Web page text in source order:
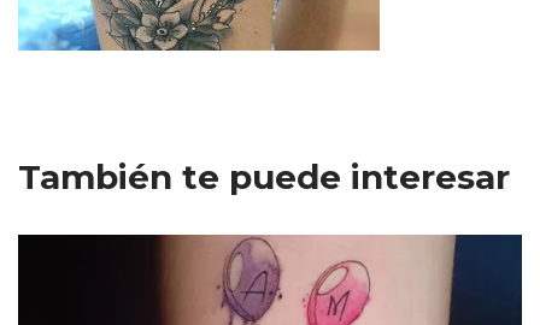
También te puede interesar